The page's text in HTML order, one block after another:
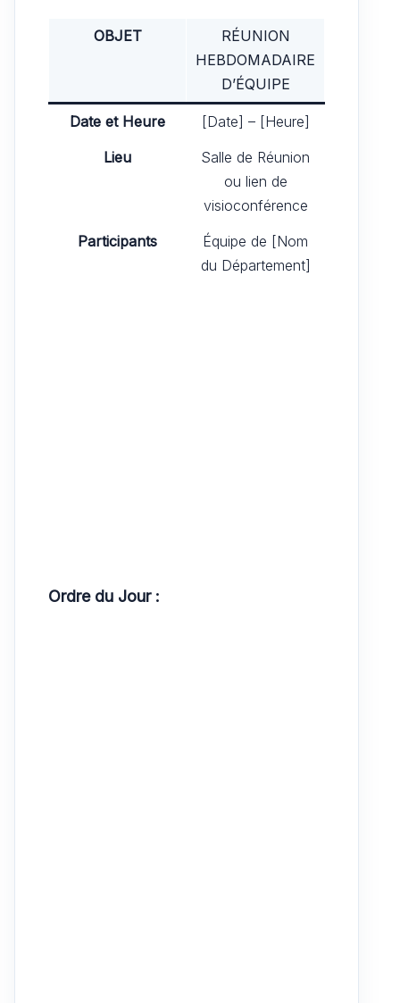
OBJET
RÉUNION
HEBDOMADAIRE
D’ÉQUIPE
Date et Heure
[Date] – [Heure]
Lieu
Salle de Réunion
ou lien de
visioconférence
Participants
Équipe de [Nom
du Département]
Ordre du Jour :